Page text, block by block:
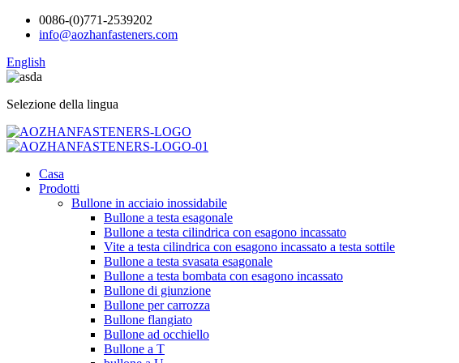
0086-(0)771-2539202
info@aozhanfasteners.com
English
Selezione della lingua
Casa
Prodotti
Bullone in acciaio inossidabile
Bullone a testa esagonale
Bullone a testa cilindrica con esagono incassato
Vite a testa cilindrica con esagono incassato a testa sottile
Bullone a testa svasata esagonale
Bullone a testa bombata con esagono incassato
Bullone di giunzione
Bullone per carrozza
Bullone flangiato
Bullone ad occhiello
Bullone a T